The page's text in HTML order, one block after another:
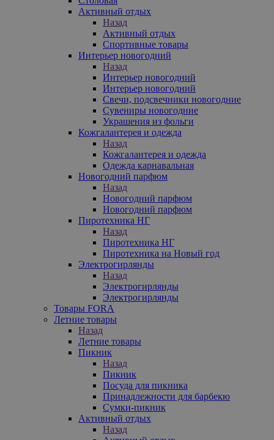
Активный отдых
Назад
Активный отдых
Спортивные товары
Интерьер новогодний
Назад
Интерьер новогодний
Интерьер новогодний
Свечи, подсвечники новогодние
Сувениры новогодние
Украшения из фольги
Кожгалантерея и одежда
Назад
Кожгалантерея и одежда
Одежда карнавальная
Новогодний парфюм
Назад
Новогодний парфюм
Новогодний парфюм
Пиротехника НГ
Назад
Пиротехника НГ
Пиротехника на Новый год
Электрогирлянды
Назад
Электрогирлянды
Электрогирлянды
Товары FORA
Летние товары
Назад
Летние товары
Пикник
Назад
Пикник
Посуда для пикника
Принадлежности для барбекю
Сумки-пикник
Активный отдых
Назад